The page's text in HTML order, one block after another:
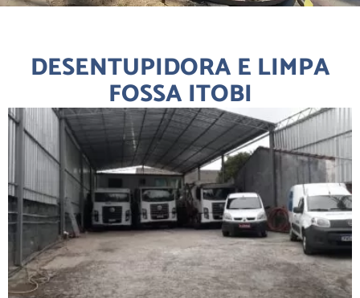
DESENTUPIDORA E LIMPA
FOSSA ITOBI